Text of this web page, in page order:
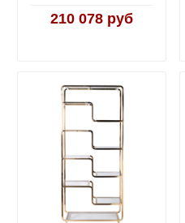
210 078 руб